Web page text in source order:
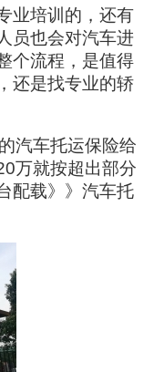
业培训的，还有
员也会对汽车进
个流程，是值得
还是找专业的轿
汽车托运保险给
万就按超出部分
配载》》汽车托